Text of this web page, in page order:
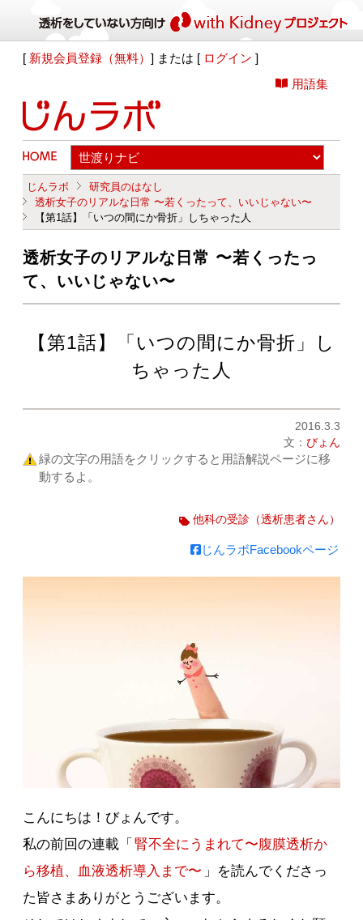
[ 新規会員登録（無料）] または [ ログイン ]
用語集
じんラボ
研究員のはなし
透析女子のリアルな日常 〜若くったって、いいじゃない〜
【第1話】「いつの間にか骨折」しちゃった人
透析女子のリアルな日常 〜若くったっ
て、いいじゃない〜
【第1話】「いつの間にか骨折」し
ちゃった人
2016.3.3
文： びょん
緑の文字の用語をクリックすると用語解説ページに移
動するよ。
他科の受診（透析患者さん）
じんラボFacebookページ
こんにちは！びょんです。
私の前回の連載「 腎不全にうまれて〜腹膜透析か
ら移植、血液透析導入まで〜 」を読んでくださっ
た皆さまありがとうございます。